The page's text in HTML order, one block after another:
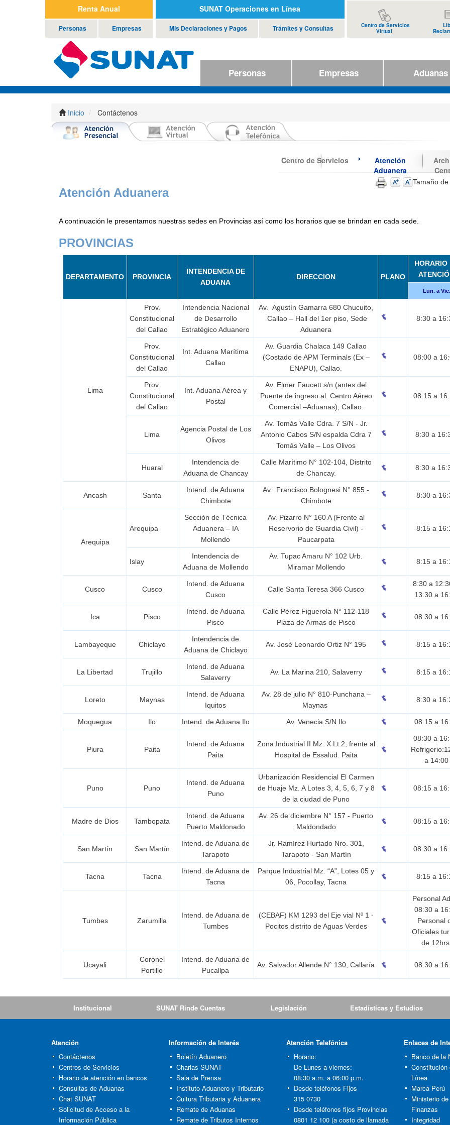
Renta Anual
Personas Empresas
SUNAT Operaciones en Línea
Mis Declaraciones y Pagos Trámites y Consultas
Centro de Servicios
Virtual
Personas Empresas Aduanas
Inicio Contáctenos
Centro de Servicios
Atención
Aduanera
Tamaño de
Atención Aduanera
A continuación le presentamos nuestras sedes en Provincias así como los horarios que se brindan en cada sede.
PROVINCIAS
DEPARTAMENTO PROVINCIA
INTENDENCIA DE
ADUANA
DIRECCION PLANO
HORARIO
Lun. a Vie.
Lima
Prov.
Constitucional
del Callao
Intendencia Nacional
de Desarrollo
Estratégico Aduanero
Av. Agustín Gamarra 680 Chucuito,
Callao – Hall del 1er piso, Sede
Aduanera
8:30 a
Prov.
Constitucional
del Callao
Int. Aduana Marítima
Callao
Av. Guardia Chalaca 149 Callao
(Costado de APM Terminals (Ex –
ENAPU), Callao.
08:00 a
Prov.
Constitucional
del Callao
Int. Aduana Aérea y
Postal
Av. Elmer Faucett s/n (antes del
Puente de ingreso al. Centro Aéreo
Comercial –Aduanas), Callao.
08:15 a
Lima
Agencia Postal de Los
Olivos
Av. Tomás Valle Cdra. 7 S/N - Jr.
Antonio Cabos S/N espalda Cdra 7
Tomás Valle – Los Olivos
8:30 a
Huaral
Intendencia de
Aduana de Chancay
Calle Marítimo N° 102-104, Distrito
de Chancay.
8:30 a
Ancash Santa
Intend. de Aduana
Chimbote
Av. Francisco Bolognesi N° 855 -
Chimbote
8:30 a
Arequipa
Arequipa
Sección de Técnica
Aduanera – IA
Mollendo
Av. Pizarro N° 160 A (Frente al
Reservorio de Guardia Civil) -
Paucarpata
8:15 a
Islay
Intendencia de
Aduana de Mollendo
Av. Tupac Amaru N° 102 Urb.
Miramar Mollendo
8:15 a
Cusco Cusco
Intend. de Aduana
Cusco
Calle Santa Teresa 366 Cusco
8:30 a
13:30 a
Ica Pisco
Intend. de Aduana
Pisco
Calle Pérez Figuerola N° 112-118
Plaza de Armas de Pisco
08:30 a
Lambayeque Chiclayo
Intendencia de
Aduana de Chiclayo
Av. José Leonardo Ortiz N° 195 8:15 a
La Libertad Trujillo
Intend. de Aduana
Salaverry
Av. La Marina 210, Salaverry 8:15 a
Loreto Maynas
Intend. de Aduana
Iquitos
Av. 28 de julio N° 810-Punchana –
Maynas
8:30 a
Moquegua Ilo Intend. de Aduana Ilo Av. Venecia S/N Ilo 08:15 a
Piura Paita
Intend. de Aduana
Paita
Zona Industrial II Mz. X Lt.2, frente al
Hospital de Essalud. Paita
08:30 a
a 14:00
Puno Puno
Intend. de Aduana
Puno
Urbanización Residencial El Carmen
de Huaje Mz. A Lotes 3, 4, 5, 6, 7 y 8
de la ciudad de Puno
08:15 a
Madre de Dios Tambopata
Intend. de Aduana
Puerto Maldonado
Av. 26 de diciembre N° 157 - Puerto
Maldondado
08:15 a
San Martín San Martín
Intend. de Aduana de
Tarapoto
Jr. Ramírez Hurtado Nro. 301,
Tarapoto - San Martín
08:30 a
Tacna Tacna
Intend. de Aduana de
Tacna
Parque Industrial Mz. “A”, Lotes 05 y
06, Pocollay, Tacna
8:15 a
Tumbes Zarumilla
Intend. de Aduana de
Tumbes
(CEBAF) KM 1293 del Eje vial Nº 1 -
Pocitos distrito de Aguas Verdes
Personal
08:30 a
Personal
Oficiales
de 12hrs
Ucayali
Coronel
Portillo
Intend. de Aduana de
Pucallpa
Av. Salvador Allende N° 130, Callaría 08:30 a
Institucional SUNAT Rinde Cuentas Legislación Estadísticas y Estudios
Atención
Contáctenos
Centros de Servicios
Horario de atención en bancos
Consultas de Aduanas
Chat SUNAT
Solicitud de Acceso a la
Información Pública
Información de Interés
Boletín Aduanero
Charlas SUNAT
Sala de Prensa
Instituto Aduanero y Tributario
Cultura Tributaria y Aduanera
Remate de Aduanas
Remate de Tributos Internos
Atención Telefónica
Horario:
De Lunes a viernes:
08:30 a.m. a 06:00 p.m.
Desde teléfonos Fijos
315 0730
Desde teléfonos fijos Provincias
0801 12 100 (a costo de llamada
Enlaces de
Banco de la
Constitución
Línea
Marca Perú
Ministerio
Finanzas
Integridad